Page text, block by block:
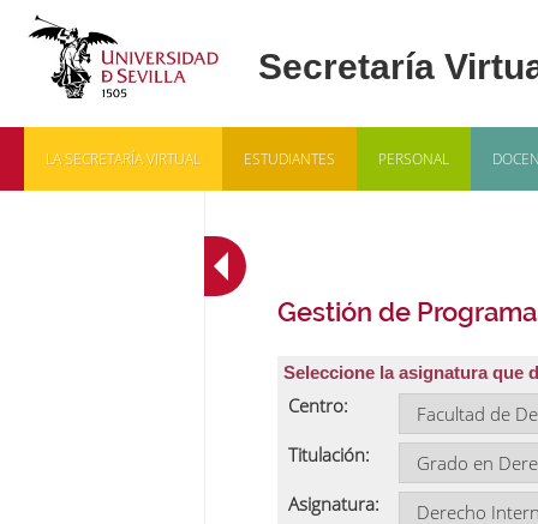
LA SECRETARÍA VIRTUAL ESTUDIANTES PERSONAL
Gestión de
Seleccione la asignatura que
Centro:
Titulación:
Asignatura: